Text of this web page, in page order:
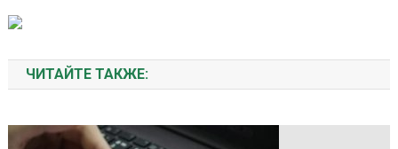
ЧИТАЙТЕ ТАКЖЕ: